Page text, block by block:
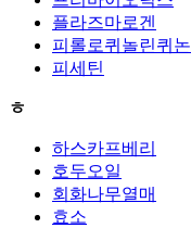
플라즈마로겐
피롤로퀴놀린퀴논
피세틴
ㅎ
하스카프베리
호두오일
회화나무열매
효소